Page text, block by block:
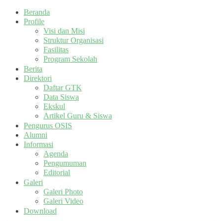
Beranda
Profile
Visi dan Misi
Struktur Organisasi
Fasilitas
Program Sekolah
Berita
Direktori
Daftar GTK
Data Siswa
Ekskul
Artikel Guru & Siswa
Pengurus OSIS
Alumni
Informasi
Agenda
Pengumuman
Editorial
Galeri
Galeri Photo
Galeri Video
Download